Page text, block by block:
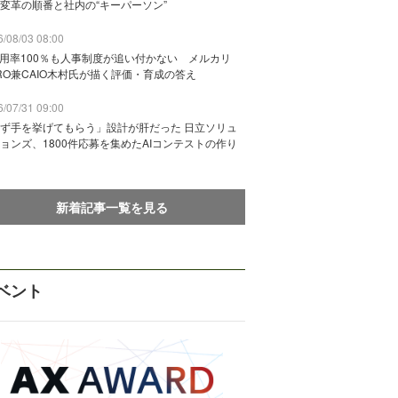
革の順番と社内の“キーパーソン”
08/03 08:00
率100％も人事制度が追い付かない メルカリ
兼CAIO木村氏が描く評価・育成の答え
07/31 09:00
ず手を挙げてもらう」設計が肝だった 日立ソリュ
ンズ、1800件応募を集めたAIコンテストの作り
新着記事一覧を見る
ント